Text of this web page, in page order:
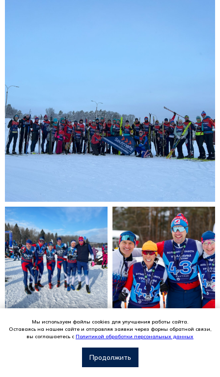
Мы используем файлы cookies для улучшения работы сайта.
Оставаясь на нашем сайте и отправляя заявки через формы обратной связи,
вы соглашаетесь с Политикой обработки персональных данных
Продолжить
Связаться с нами